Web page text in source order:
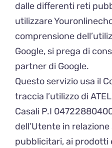
dalle differenti reti
utilizzare
comprensione
Google, si prega di
partner di Google.
Questo servizio usa il
traccia l’utilizzo di
Casali P.I
dell’Utente in
pubblicitari, ai prodotti